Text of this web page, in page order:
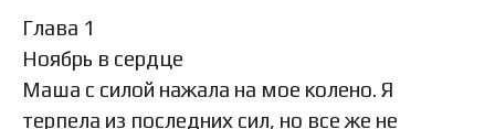
Глава 1
Ноябрь в сердце
Маша с силой нажала на мое колено. Я
терпела из последних сил, но все же не